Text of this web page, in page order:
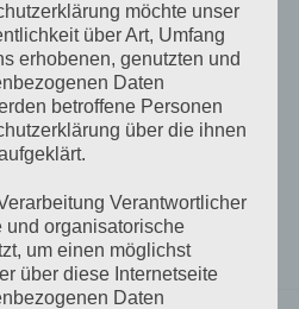
PHOENIX SMART IP43
Smart IP43 Charger
12/50(1+1) 120-240V
€504,99 inkl 20% Mwst
5-9 Werktage
IN DEN WARENKORB
möchte unser
über Art, Umfang
erhobenen, genutzten und
Daten
betroffene Personen
über die ihnen
Verantwortlicher
und organisatorische
um einen möglichst
über diese Internetseite
Daten